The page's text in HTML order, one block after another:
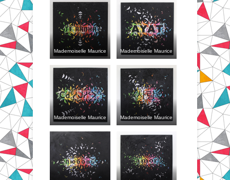
Mademoiselle Maurice Mademoiselle Maurice
Mademoiselle Maurice Mademoiselle Maurice